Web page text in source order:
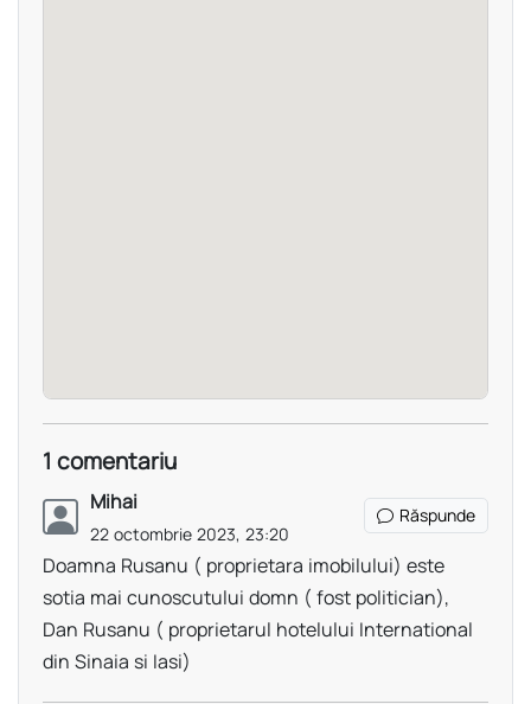
1 comentariu
Mihai
22 octombrie 2023, 23:20
Răspunde
Doamna Rusanu ( proprietara imobilului) este
sotia mai cunoscutului domn ( fost politician),
Dan Rusanu ( proprietarul hotelului International
din Sinaia si Iasi)